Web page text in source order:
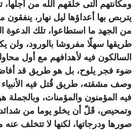
ومكانتهم التى خلقهم الله من أجلها،
يتربص بها أعداؤها ليل نهار، ينفقون
من الجهد ما استطاعوا، تلك الدعوة
طريقها سهلًا مفروشا بالورود، ولن
السالكون فيه لأهدافهم مع أول
ضوء فجر يلوح، بل هو طريق قد
وصف مشقته، طريق قُتل فيه
فيه المؤمنون والمؤمنات، وبالجملة
وتمحيص، قَلّ أن يخلو يوما من
صورها ودرجاتها، لكنها لا تتخلف عنه